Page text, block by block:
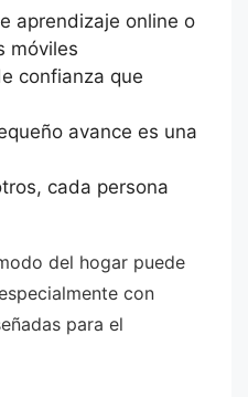
aprendizaje online o
móviles
confianza que
avance es una
cada persona
del hogar puede
con
para el